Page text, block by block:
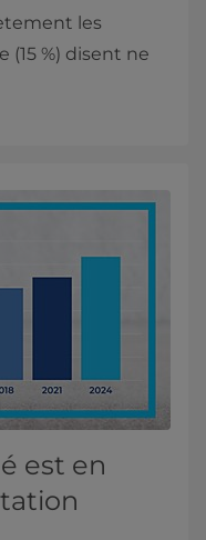
les
(15 %) disent ne
est en